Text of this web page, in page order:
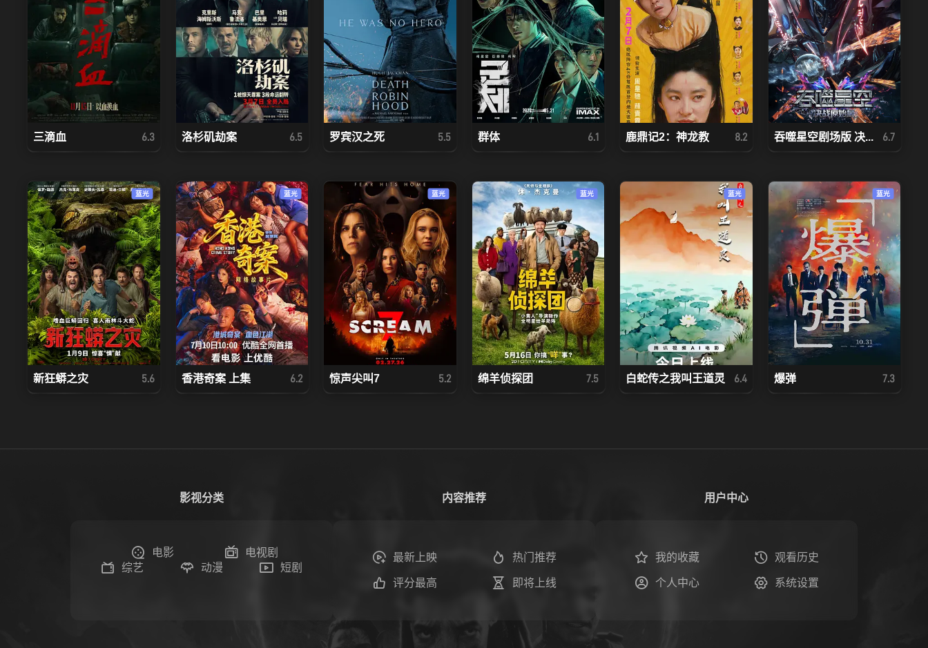
三滴血 6.3 洛杉矶劫案 6.5 罗宾汉之死 5.5 群体 6.1 鹿鼎记2：神龙教 8.2 吞噬星空剧场版 决... 6.7
蓝光
新狂蟒之灾 5.6
蓝光
香港奇案 上集 6.2
蓝光
惊声尖叫7 5.2
蓝光
绵羊侦探团 7.5
蓝光
白蛇传之我叫王道灵 6.4
蓝光
爆弹 7.3
影视分类
电影
电视剧
综艺
动漫 短剧
内容推荐
最新上映 热门推荐
评分最高 即将上线
用户中心
我的收藏 观看历史
个人中心 系统设置